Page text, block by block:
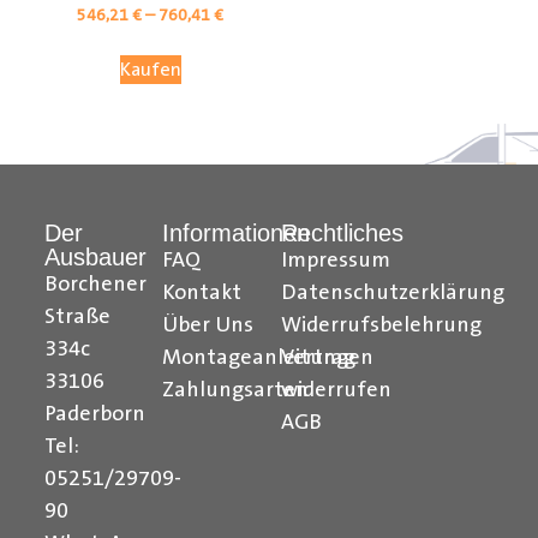
Citroen Berlingo Radkastenschutz, Citroen Jumpy
Radkastenschutz, Citroen Jumper Radkastenschutz,
Citroen Nemo Radkastenschutz, Dacia Dokker
Radkastenschutz, Fiat Doblo Cargo Radkastenschutz,
Fiat Scudo Radkastenschutz, Fiat Ducato
Radkastenschutz, Fiat Fiorino Radkastenschutz, Fiat
Talento Radkastenschutz, Ford Transit Courier
Radkastenschutz, Ford Connect Radkastenschutz, Ford
546,21€–760,41€
Kaufen
Der
Ausbauer
Borchener
Straße
334c
33106
Paderborn
Tel:
05251/29709-
90
Informationen
FAQ
Kontakt
Über Uns
Montageanleitungen
Zahlungsarten
Rechtliches
Impressum
Datenschutzerklärung
Widerrufsbelehrung
Vertrag
widerrufen
AGB